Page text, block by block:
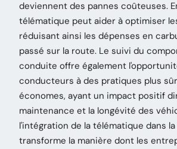
deviennent des pannes coûteuses.
télématique peut aider à optimiser
réduisant ainsi les dépenses en
passé sur la route. Le suivi du
conduite offre également
conducteurs à des pratiques plus
économes, ayant un impact positif
maintenance et la longévité des
l'intégration de la télématique dans
transforme la manière dont les